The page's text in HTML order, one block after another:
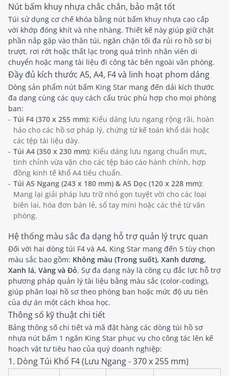
Nút bấm khuy nhựa chắc chắn, bảo mật tốt
Túi sử dụng cơ chế khóa bằng nút bấm khuy nhựa cao cấp
với khớp đóng khít và nhẹ nhàng. Thiết kế này giúp giữ chặt
phần nắp gập vào thân túi, ngăn chặn tối đa rủi ro hồ sơ bị
trượt, rơi rớt hoặc thất lạc trong quá trình nhân viên di
chuyển hoặc mang tài liệu đi công tác bên ngoài văn phòng.
Đầy đủ kích thước A5, A4, F4 và linh hoạt phom dáng
Dòng sản phẩm nút bấm King Star mang đến dải kích thước
đa dạng cùng các quy cách cấu trúc phù hợp cho mọi phòng
ban:
Túi F4 (370 x 255 mm): Kiểu dáng lưu ngang rộng rãi, hoàn
hảo cho các hồ sơ pháp lý, chứng từ kế toán khổ dài hoặc
các tệp tài liệu dày.
Túi A4 (350 x 230 mm): Kiểu dáng lưu ngang chuẩn mực,
tinh chỉnh vừa vặn cho các tệp báo cáo hành chính, hợp
đồng kinh tế khổ A4 tiêu chuẩn.
Túi A5 Ngang (243 x 180 mm) & A5 Dọc (120 x 228 mm):
Mang lại giải pháp lưu trữ nhỏ gọn tuyệt vời cho các loại
biên lai, hóa đơn bán lẻ, sổ tay mini hoặc các thẻ từ văn
phòng.
Hệ thống màu sắc đa dạng hỗ trợ quản lý trực quan
Đối với hai dòng túi F4 và A4, King Star mang đến 5 tùy chọn
màu sắc bao gồm: Không màu (Trong suốt), Xanh dương,
Xanh lá, Vàng và Đỏ. Sự đa dạng này là công cụ đắc lực hỗ trợ
phương pháp quản lý tài liệu bằng màu sắc (color-coding),
giúp phân loại hồ sơ theo phòng ban hoặc mức độ ưu tiên
của dự án một cách khoa học.
Thông số kỹ thuật chi tiết
Bảng thông số chi tiết và mã đặt hàng các dòng túi hồ sơ
nhựa nút bấm 1 ngăn King Star phục vụ cho công tác lên kế
hoạch vật tư tiêu hao của quý doanh nghiệp:
1. Dòng Túi Khổ F4 (Lưu Ngang - 370 x 255 mm)